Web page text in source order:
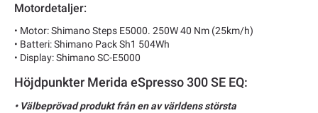
Motordetaljer:
• Motor: Shimano Steps E5000. 250W 40 Nm (25km/h)
• Batteri: Shimano Pack Sh1 504Wh
• Display: Shimano SC-E5000
Höjdpunkter Merida eSpresso 300 SE EQ:
• Välbeprövad produkt från en av världens största